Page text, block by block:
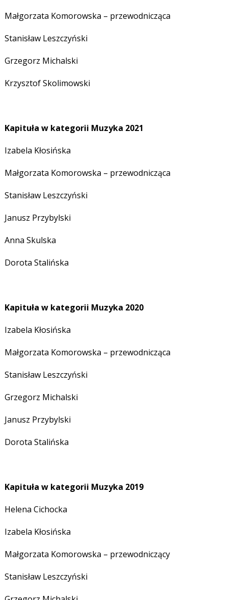
Małgorzata Komorowska – przewodnicząca
Stanisław Leszczyński
Grzegorz Michalski
Krzysztof Skolimowski
Kapituła w kategorii Muzyka 2021
Izabela Kłosińska
Małgorzata Komorowska – przewodnicząca
Stanisław Leszczyński
Janusz Przybylski
Anna Skulska
Dorota Stalińska
Kapituła w kategorii Muzyka 2020
Izabela Kłosińska
Małgorzata Komorowska – przewodnicząca
Stanisław Leszczyński
Grzegorz Michalski
Janusz Przybylski
Dorota Stalińska
Kapituła w kategorii Muzyka 2019
Helena Cichocka
Izabela Kłosińska
Małgorzata Komorowska – przewodniczący
Stanisław Leszczyński